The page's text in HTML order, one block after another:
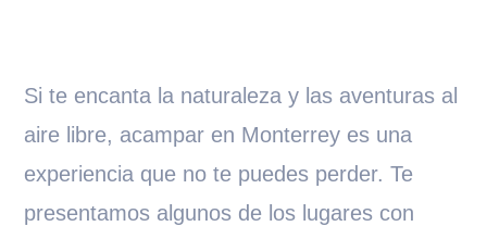
Si te encanta la naturaleza y las aventuras al
aire libre, acampar en Monterrey es una
experiencia que no te puedes perder. Te
presentamos algunos de los lugares con